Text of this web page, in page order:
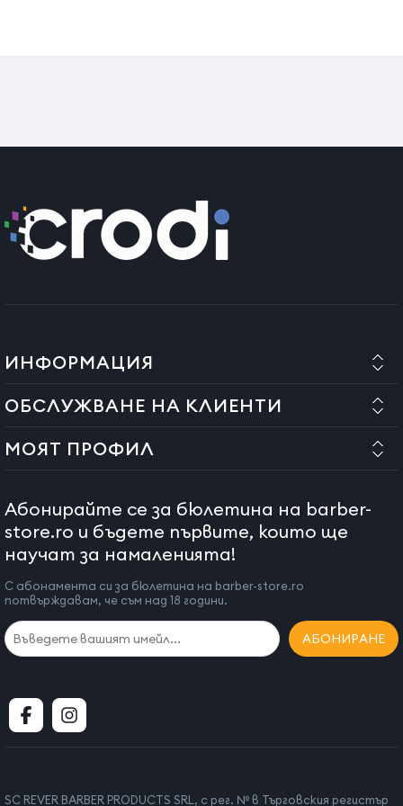
съхранявате уреда.
СЪОБЩЕНИЕ!!! В съответствие с чл. 9, ал. (1), препращащ
към чл. 16, буква "д" от Извънредна наредба 34/2014 г. за
правата на потребителите при договори с
професионалисти, както и за изменение и допълнение на
използват за последните цели, както и за други цели,
продукт може да засегне здравето на потребителя, не
могат да бъдат върнати по съображения за опазване на
здравето и хигиената, стига да са разпечатани от
потребителя.
Всички операции по сглобяване на продукта трябва да се
извършват в оторизиран сервиз и от квалифициран
Ако това условие не е спазено и монтажът не е извършен от
оторизиран персонал, нашата компания не носи
отговорност за влошаване на качеството или дефекти на
продукта.
Страна на произход: Италия
ИНФОРМАЦИЯ
ОБСЛУЖВАНЕ НА КЛИЕНТИ
МОЯТ ПРОФИЛ
Абонирайте се за бюлетина на barber-
store.ro и бъдете първите, които ще
научат за намаленията!
С абонамента си за бюлетина на barber-store.ro
потвърждавам, че съм над 18 години.
АБОНИРАНЕ
SC REVER BARBER PRODUCTS SRL, с рег. № в Търговския регистър